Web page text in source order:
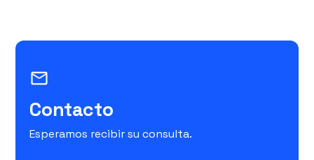
Contacto
mail_outline
Esperamos recibir su consulta.